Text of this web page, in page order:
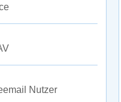
Nutzer